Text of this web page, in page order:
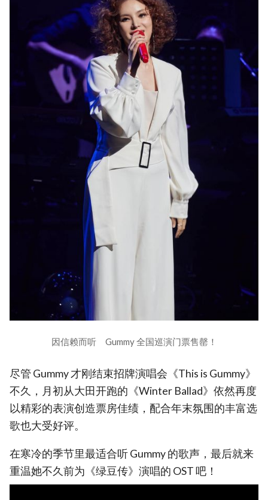
因信赖而听 Gummy 全国巡演门票售罄！
尽管 Gummy 才刚结束招牌演唱会《This is Gummy》
不久，月初从大田开跑的《Winter Ballad》依然再度
以精彩的表演创造票房佳绩，配合年末氛围的丰富选
歌也大受好评。
在寒冷的季节里最适合听 Gummy 的歌声，最后就来
重温她不久前为《绿豆传》演唱的 OST 吧！